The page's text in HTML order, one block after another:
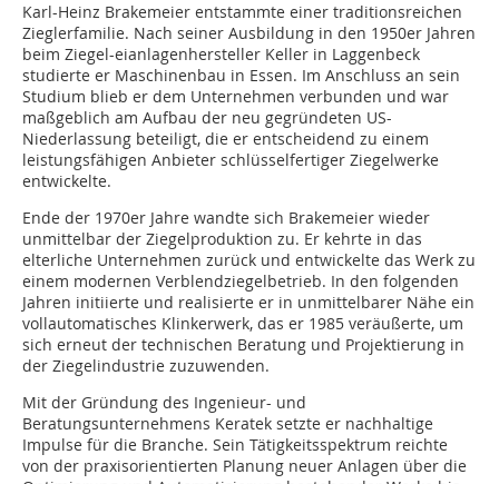
Karl-Heinz Brakemeier entstammte einer traditionsreichen
Zieglerfamilie. Nach seiner Ausbildung in den 1950er Jahren
beim Ziegel-eianlagenhersteller Keller in Laggenbeck
studierte er Maschinenbau in Essen. Im Anschluss an sein
Studium blieb er dem Unternehmen verbunden und war
maßgeblich am Aufbau der neu gegründeten US-
Niederlassung beteiligt, die er entscheidend zu einem
leistungsfähigen Anbieter schlüsselfertiger Ziegelwerke
entwickelte.
Ende der 1970er Jahre wandte sich Brakemeier wieder
unmittelbar der Ziegelproduktion zu. Er kehrte in das
elterliche Unternehmen zurück und entwickelte das Werk zu
einem modernen Verblendziegelbetrieb. In den folgenden
Jahren initiierte und realisierte er in unmittelbarer Nähe ein
vollautomatisches Klinkerwerk, das er 1985 veräußerte, um
sich erneut der technischen Beratung und Projektierung in
der Ziegelindustrie zuzuwenden.
Mit der Gründung des Ingenieur- und
Beratungsunternehmens Keratek setzte er nachhaltige
Impulse für die Branche. Sein Tätigkeitsspektrum reichte
von der praxisorientierten Planung neuer Anlagen über die